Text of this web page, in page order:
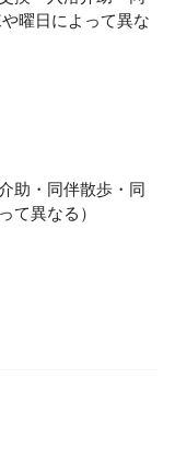
曜日によって異な
助・同伴散歩・同
て異なる）